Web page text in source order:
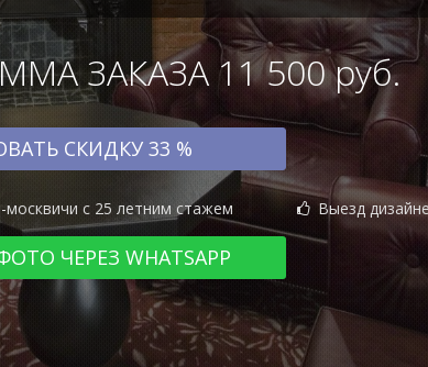
ЗАКАЗА 11 500 руб.
СКИДКУ 33 %
с 25 летним стажем Выезд
ЧЕРЕЗ WHATSAPP